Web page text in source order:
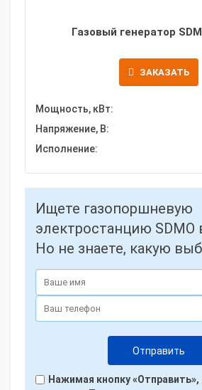
Газовый генератор
ЗАКАЗАТЬ
Мощность, кВт:
Напряжение, В:
Исполнение:
Ищете газопоршневую
электростанцию SDMO
Но не знаете, какую
Нажимая кнопку